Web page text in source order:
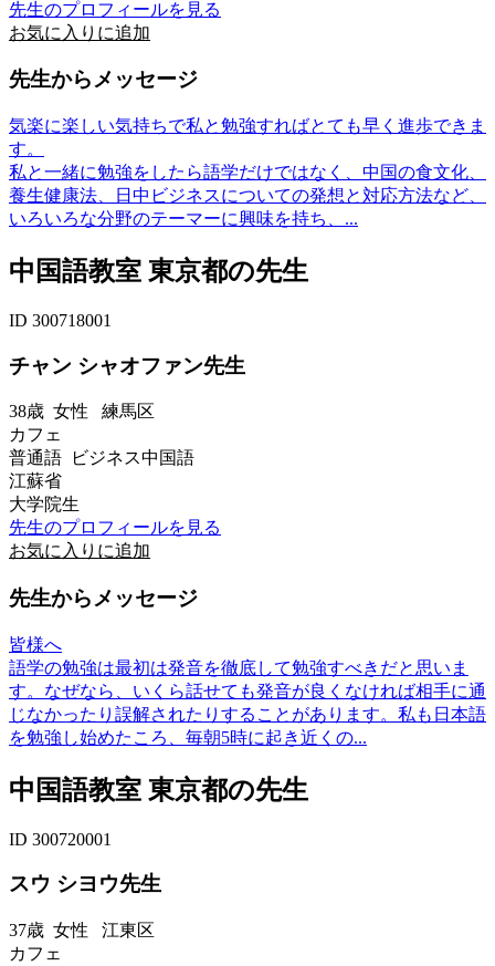
先生のプロフィールを見る
お気に入りに追加
先生からメッセージ
気楽に楽しい気持ちで私と勉強すればとても早く進歩できま
す。
私と一緒に勉強をしたら語学だけではなく、中国の食文化、
養生健康法、日中ビジネスについての発想と対応方法など、
いろいろな分野のテーマーに興味を持ち、...
中国語教室 東京都の先生
ID 300718001
チャン シャオファン先生
38歳 女性 練馬区
カフェ
普通語 ビジネス中国語
江蘇省
大学院生
先生のプロフィールを見る
お気に入りに追加
先生からメッセージ
皆様へ
語学の勉強は最初は発音を徹底して勉強すべきだと思いま
す。なぜなら、いくら話せても発音が良くなければ相手に通
じなかったり誤解されたりすることがあります。私も日本語
を勉強し始めたころ、毎朝5時に起き近くの...
中国語教室 東京都の先生
ID 300720001
スウ シヨウ先生
37歳 女性 江東区
カフェ